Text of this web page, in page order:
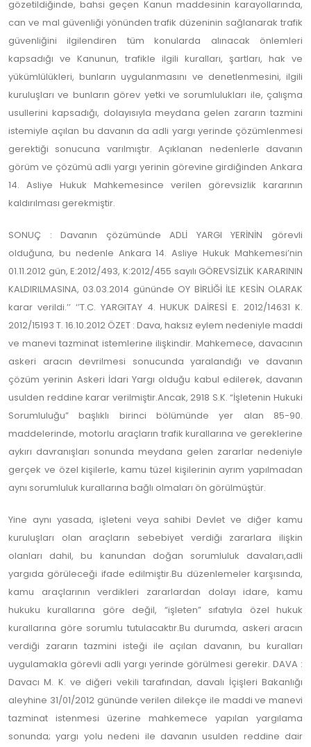
gözetildiğinde, bahsi geçen Kanun maddesinin karayollarında,
can ve mal güvenliği yönünden trafik düzeninin sağlanarak trafik
güvenliğini ilgilendiren tüm konularda alınacak önlemleri
kapsadığı ve Kanunun, trafikle ilgili kuralları, şartları, hak ve
yükümlülükleri, bunların uygulanmasını ve denetlenmesini, ilgili
kuruluşları ve bunların görev yetki ve sorumlulukları ile, çalışma
usullerini kapsadığı, dolayısıyla meydana gelen zararın tazmini
istemiyle açılan bu davanın da adli yargı yerinde çözümlenmesi
gerektiği sonucuna varılmıştır. Açıklanan nedenlerle davanın
görüm ve çözümü adli yargı yerinin görevine girdiğinden Ankara
14. Asliye Hukuk Mahkemesince verilen görevsizlik kararının
kaldırılması gerekmiştir.
SONUÇ : Davanın çözümünde ADLİ YARGI YERİNİN görevli
olduğuna, bu nedenle Ankara 14. Asliye Hukuk Mahkemesi’nin
01.11.2012 gün, E:2012/493, K:2012/455 sayılı GÖREVSİZLİK KARARININ
KALDIRILMASINA, 03.03.2014 gününde OY BİRLİĞİ İLE KESİN OLARAK
karar verildi.’’ ‘’T.C. YARGITAY 4. HUKUK DAİRESİ E. 2012/14631 K.
2012/15193 T. 16.10.2012 ÖZET : Dava, haksız eylem nedeniyle maddi
ve manevi tazminat istemlerine ilişkindir. Mahkemece, davacının
askeri aracın devrilmesi sonucunda yaralandığı ve davanın
çözüm yerinin Askeri İdari Yargı olduğu kabul edilerek, davanın
usulden reddine karar verilmiştir.Ancak, 2918 S.K. “İşletenin Hukuki
Sorumluluğu” başlıklı birinci bölümünde yer alan 85-90.
maddelerinde, motorlu araçların trafik kurallarına ve gereklerine
aykırı davranışları sonunda meydana gelen zararlar nedeniyle
gerçek ve özel kişilerle, kamu tüzel kişilerinin ayrım yapılmadan
aynı sorumluluk kurallarına bağlı olmaları ön görülmüştür.
Yine aynı yasada, işleteni veya sahibi Devlet ve diğer kamu
kuruluşları olan araçların sebebiyet verdiği zararlara ilişkin
olanları dahil, bu kanundan doğan sorumluluk davaları,adli
yargıda görüleceği ifade edilmiştir.Bu düzenlemeler karşısında,
kamu araçlarının verdikleri zararlardan dolayı idare, kamu
hukuku kurallarına göre değil, “işleten” sıfatıyla özel hukuk
kurallarına göre sorumlu tutulacaktır.Bu durumda, askeri aracın
verdiği zararın tazmini isteği ile açılan davanın, bu kuralları
uygulamakla görevli adli yargı yerinde görülmesi gerekir. DAVA :
Davacı M. K. ve diğeri vekili tarafından, davalı İçişleri Bakanlığı
aleyhine 31/01/2012 gününde verilen dilekçe ile maddi ve manevi
tazminat istenmesi üzerine mahkemece yapılan yargılama
sonunda; yargı yolu nedeni ile davanın usulden reddine dair